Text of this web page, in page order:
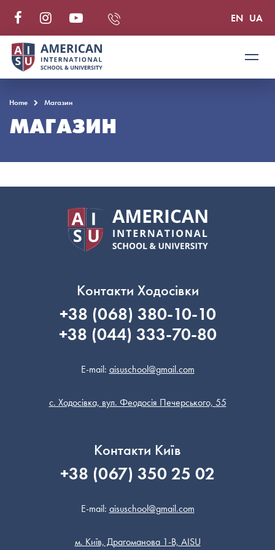
EN UA
Home Магазин
МАГАЗИН
Контакти Ходосівки
+38 (068) 380-10-10
+38 (044) 333-70-80
E-mail: aisuschool@gmail.com
с. Ходосівка, вул. Феодосія Печерського, 55
Контакти Київ
+38 (067) 350 25 02
E-mail: aisuschool@gmail.com
м. Київ, Драгоманова 1-В, AISU